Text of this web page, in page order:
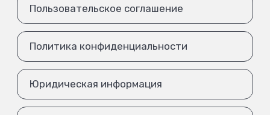
Пользовательское соглашение
Политика конфиденциальности
Юридическая информация